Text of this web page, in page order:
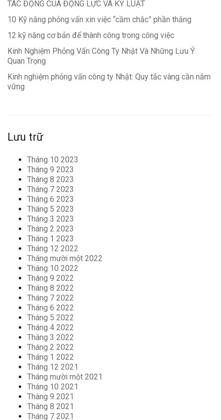
TÁC ĐỘNG CỦA ĐỘNG LỰC VÀ KỶ LUẬT
10 Kỹ năng phỏng vấn xin việc “cầm chắc” phần thắng
12 kỹ năng cơ bản để thành công trong công việc
Kinh Nghiệm Phỏng Vấn Công Ty Nhật Và Những Lưu Ý
Quan Trọng
Kinh nghiệm phỏng vấn công ty Nhật: Quy tắc vàng cần nắm
vững
Lưu trữ
Tháng 10 2023
Tháng 9 2023
Tháng 8 2023
Tháng 7 2023
Tháng 6 2023
Tháng 5 2023
Tháng 3 2023
Tháng 2 2023
Tháng 1 2023
Tháng 12 2022
Tháng mười một 2022
Tháng 10 2022
Tháng 9 2022
Tháng 8 2022
Tháng 7 2022
Tháng 6 2022
Tháng 5 2022
Tháng 4 2022
Tháng 3 2022
Tháng 2 2022
Tháng 1 2022
Tháng 12 2021
Tháng mười một 2021
Tháng 10 2021
Tháng 9 2021
Tháng 8 2021
Tháng 7 2021